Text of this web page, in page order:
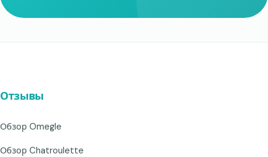
Отзывы
Обзор Omegle
Обзор Chatroulette